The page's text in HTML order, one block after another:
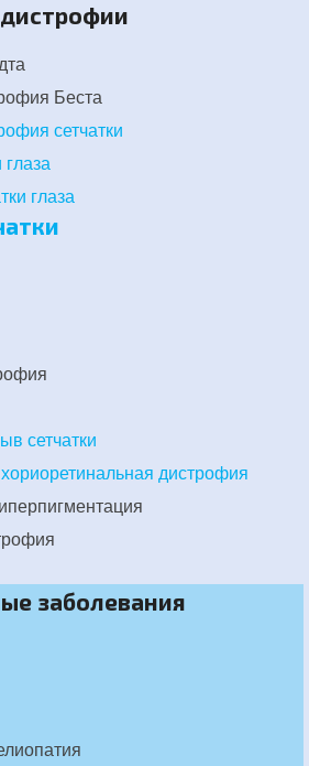
Беста
сетчатки
глаза
сетчатки
дистрофия
заболевания